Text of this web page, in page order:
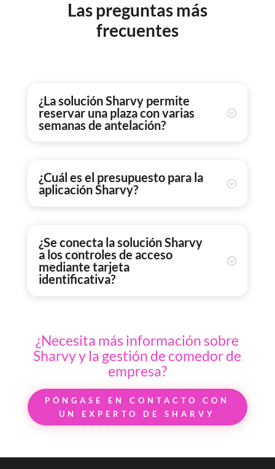
Las preguntas más
frecuentes
¿La solución Sharvy permite
reservar una plaza con varias
semanas de antelación?
¿Cuál es el presupuesto para la
aplicación Sharvy?
¿Se conecta la solución Sharvy
a los controles de acceso
mediante tarjeta
identificativa?
¿Necesita más información sobre
Sharvy y la gestión de comedor de
empresa?
PÓNGASE EN CONTACTO CON
UN EXPERTO DE SHARVY